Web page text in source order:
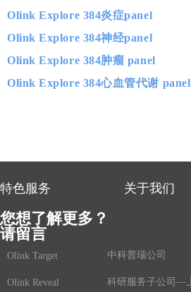
Olink Explore 384炎症panel
Olink Explore 384神经panel
Olink Explore 384肿瘤 panel
Olink Explore 384心血管代谢 panel
特色服务 关于我们
您想了解更多？
请留言
Olink Target
Olink Reveal
中科普瑞公司